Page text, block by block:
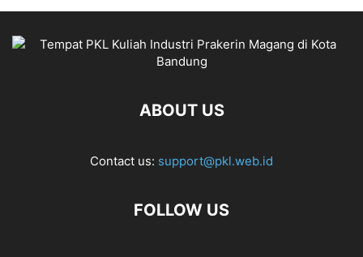
ABOUT US
Contact us: support@pkl.web.id
FOLLOW US